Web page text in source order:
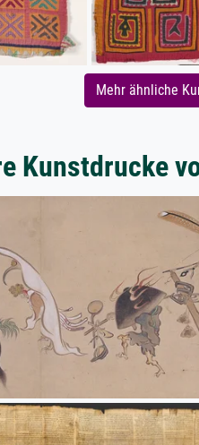
Mehr ähnliche
Kunstdrucke